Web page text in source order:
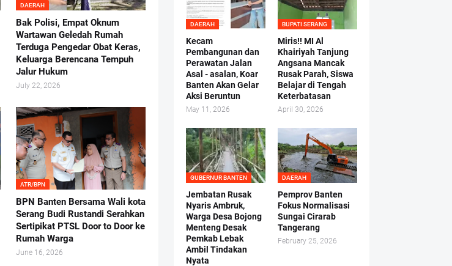
DAERAH
Bak Polisi, Empat Oknum
Wartawan Geledah Rumah
Terduga Pengedar Obat Keras,
Keluarga Berencana Tempuh
Jalur Hukum
July 22, 2026
ATR/BPN
BPN Banten Bersama Wali kota
Serang Budi Rustandi Serahkan
Sertipikat PTSL Door to Door ke
Rumah Warga
June 16, 2026
DAERAH
Kecam
Pembangunan dan
Perawatan Jalan
Asal - asalan, Koar
Banten Akan Gelar
Aksi Beruntun
May 11, 2026
BUPATI SERANG
Miris!! MI Al
Khairiyah Tanjung
Angsana Mancak
Rusak Parah, Siswa
Belajar di Tengah
Keterbatasan
April 30, 2026
GUBERNUR BANTEN
Jembatan Rusak
Nyaris Ambruk,
Warga Desa Bojong
Menteng Desak
Pemkab Lebak
Ambil Tindakan
Nyata
DAERAH
Pemprov Banten
Fokus Normalisasi
Sungai Cirarab
Tangerang
February 25, 2026